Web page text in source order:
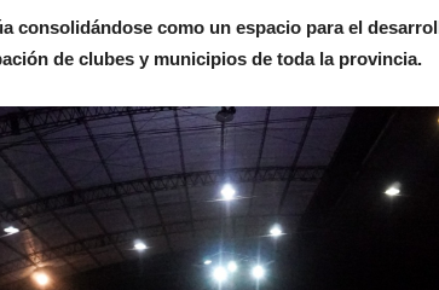
consolidándose como un espacio para el
de clubes y municipios de toda la provincia.